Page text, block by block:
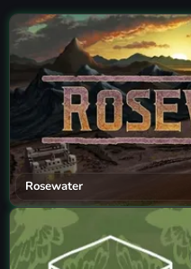
Rosewater